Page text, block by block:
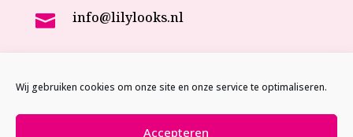
Wij gebruiken cookies om onze site en onze service te optimaliseren.
Accepteren
 info@lilylooks.nl
2635 NC Den Hoorn (ZH)